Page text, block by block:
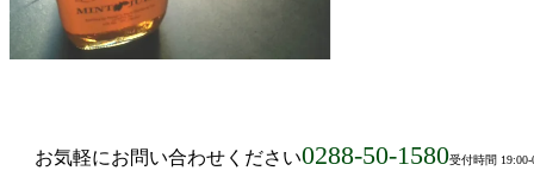
お気軽にお問い合わせください0288-50-1580受付時間